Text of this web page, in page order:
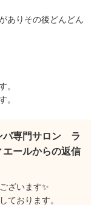
ありその後どんどん
。
。
パ専門サロン ラ
エールからの返信
ざいます✨
ております。